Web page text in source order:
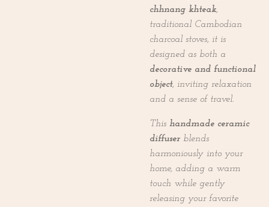
chhnang khteak,
traditional Cambodian
charcoal stoves, it is
designed as both a
decorative and functional
object, inviting relaxation
and a sense of travel.
This handmade ceramic
diffuser blends
harmoniously into your
home, adding a warm
touch while gently
releasing your favorite